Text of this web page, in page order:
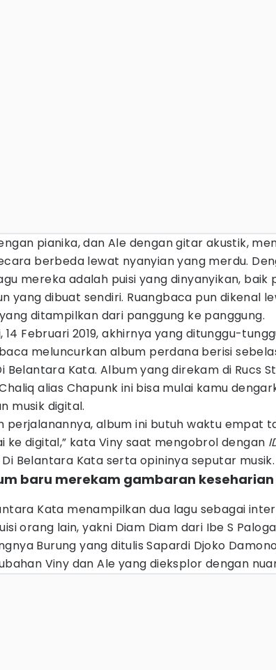
pianika, dan Ale dengan gitar akustik,
berbeda lewat nyanyian yang merdu.
mereka adalah puisi yang dinyanyikan, baik
yang dibuat sendiri. Ruangbaca pun dikenal
ditampilkan dari panggung ke panggung.
14 Februari 2019, akhirnya yang ditunggu-
meluncurkan album perdana berisi
Belantara Kata. Album yang direkam di Rucs
alias Chapunk ini bisa mulai kamu
musik digital.
perjalanannya, album ini butuh waktu empat
ke digital,” kata Viny saat mengobrol dengan
Belantara Kata serta opininya seputar musik.
baru merekam gambaran
Kata menampilkan dua lagu sebagai
orang lain, yakni Diam Diam dari Ibe S
Burung yang ditulis Sapardi Djoko
Viny dan Ale yang dieksplor dengan